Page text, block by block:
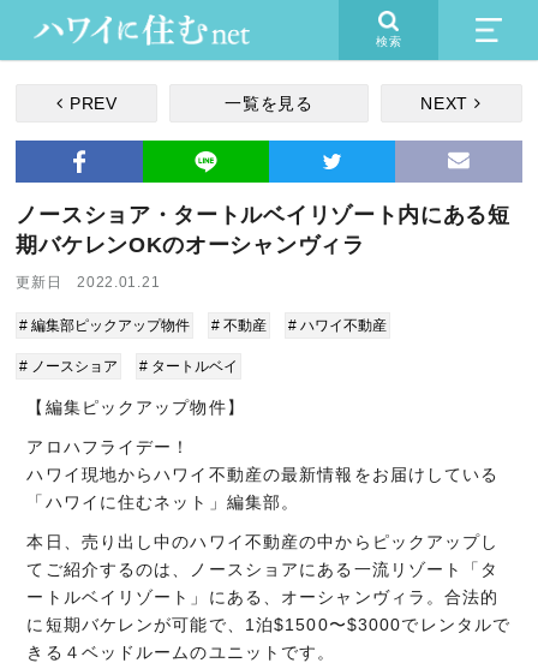
検索
PREV 一覧を見る NEXT
ノースショア・タートルベイリゾート内にある短
期バケレンOKのオーシャンヴィラ
更新日 2022.01.21
# 編集部ピックアップ物件 # 不動産 # ハワイ不動産
# ノースショア # タートルベイ
【編集ピックアップ物件】
アロハフライデー！
ハワイ現地からハワイ不動産の最新情報をお届けしている
「ハワイに住むネット」編集部。
本日、売り出し中のハワイ不動産の中からピックアップし
てご紹介するのは、ノースショアにある一流リゾート「タ
ートルベイリゾート」にある、オーシャンヴィラ。合法的
に短期バケレンが可能で、1泊$1500〜$3000でレンタルで
きる４ベッドルームのユニットです。